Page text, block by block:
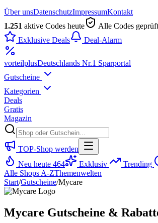
Über unsDatenschutzImpressumKontakt
1.251 aktive Codes heute Alle Codes
Exklusive Deals
Deal-Alarm
vorteilplusDeutschlands Nr.1 Sparportal
Gutscheine
Kategorien
Deals
Gratis
Magazin
TOP-Shop werden
Neu heute 464 Exklusiv Trending
Alle Shops A-ZThemenwelten
Start/Gutscheine/Mycare
Mycare Gutscheine &